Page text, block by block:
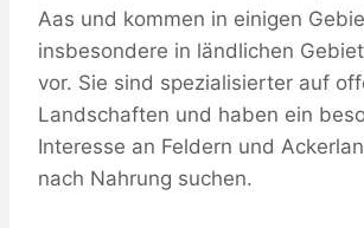
Aas und kommen in einigen
insbesondere in ländlichen
vor. Sie sind spezialisierter auf
Landschaften und haben ein
Interesse an Feldern und
nach Nahrung suchen.